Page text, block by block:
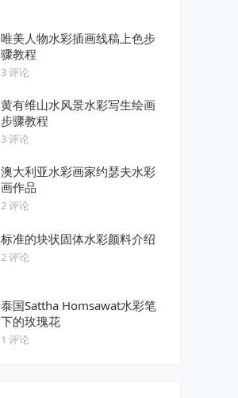
唯美人物水彩插画线稿上色步
骤教程
3 评论
黄有维山水风景水彩写生绘画
步骤教程
3 评论
澳大利亚水彩画家约瑟夫水彩
画作品
2 评论
标准的块状固体水彩颜料介绍
2 评论
泰国Sattha Homsawat水彩笔
下的玫瑰花
1 评论